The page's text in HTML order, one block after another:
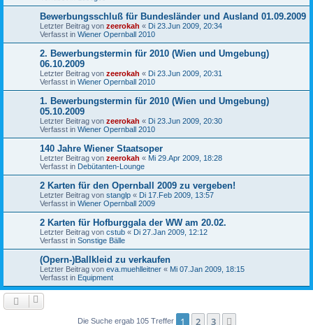
Bewerbungsschluß für Bundesländer und Ausland 01.09.2009
Letzter Beitrag von zeerokah « Di 23.Jun 2009, 20:34
Verfasst in Wiener Opernball 2010
2. Bewerbungstermin für 2010 (Wien und Umgebung)
06.10.2009
Letzter Beitrag von zeerokah « Di 23.Jun 2009, 20:31
Verfasst in Wiener Opernball 2010
1. Bewerbungstermin für 2010 (Wien und Umgebung)
05.10.2009
Letzter Beitrag von zeerokah « Di 23.Jun 2009, 20:30
Verfasst in Wiener Opernball 2010
140 Jahre Wiener Staatsoper
Letzter Beitrag von zeerokah « Mi 29.Apr 2009, 18:28
Verfasst in Debütanten-Lounge
2 Karten für den Opernball 2009 zu vergeben!
Letzter Beitrag von stanglp « Di 17.Feb 2009, 13:57
Verfasst in Wiener Opernball 2009
2 Karten für Hofburggala der WW am 20.02.
Letzter Beitrag von cstub « Di 27.Jan 2009, 12:12
Verfasst in Sonstige Bälle
(Opern-)Ballkleid zu verkaufen
Letzter Beitrag von eva.muehlleitner « Mi 07.Jan 2009, 18:15
Verfasst in Equipment
Die Suche ergab 105 Treffer 1 2 3